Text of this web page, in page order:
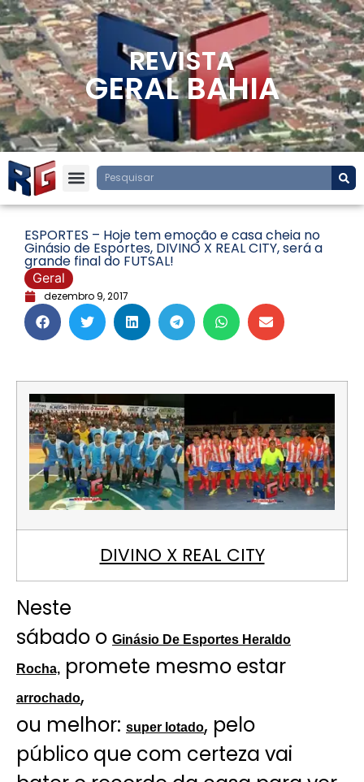
REVISTA
GERAL BAHIA
ESPORTES – Hoje tem emoção e casa cheia no
Ginásio de Esportes, DIVINO X REAL CITY, será a
grande final do FUTSAL!
Geral
dezembro 9, 2017
DIVINO X REAL CITY
Neste
sábado o Ginásio De Esportes Heraldo
Rocha, promete mesmo estar
arrochado,
ou melhor: super lotado, pelo
público que com certeza vai